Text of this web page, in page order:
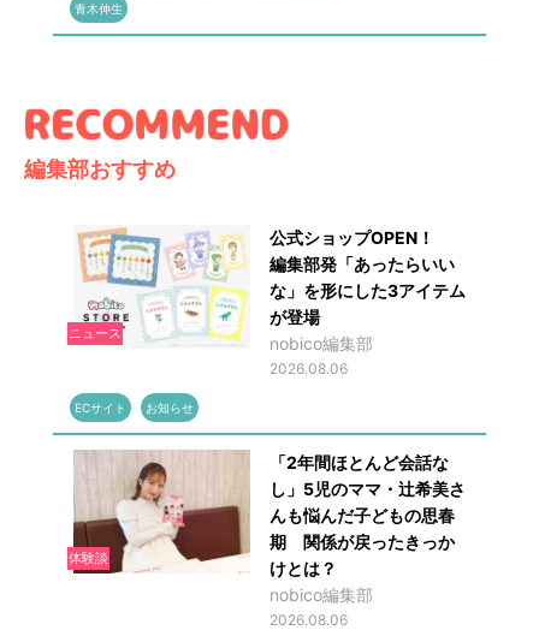
青木伸生
編集部おすすめ
ニュース
公式ショップOPEN！
編集部発「あったらいい
な」を形にした3アイテム
が登場
nobico編集部
2026.08.06
ECサイト お知らせ
体験談
「2年間ほとんど会話な
し」5児のママ・辻希美さ
んも悩んだ子どもの思春
期 関係が戻ったきっか
けとは？
nobico編集部
2026.08.06